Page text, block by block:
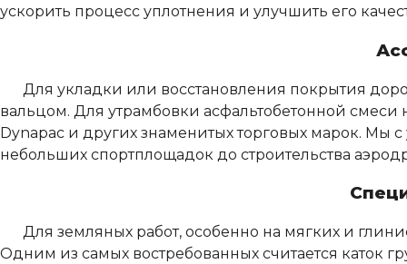
ускорить процесс уплотнения и улучшить его
Для укладки или восстановления покрытия
вальцом. Для утрамбовки асфальтобетонной
Dynapac и других знаменитых торговых марок. Мы
небольших спортплощадок до строительства
Для земляных работ, особенно на мягких и
Одним из самых востребованных считается каток